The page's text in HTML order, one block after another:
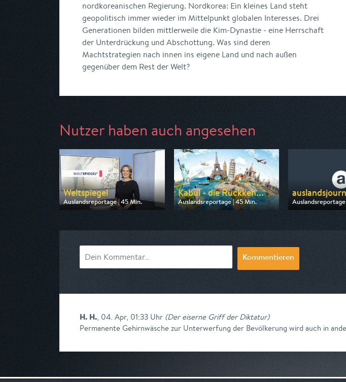
nordkoreanischen Regierung. Nordkorea: Ein kleines Land steht
geopolitisch immer wieder im Mittelpunkt globalen Interesses. Drei
Generationen bilden mittlerweile die Kim-Dynastie - eine Herrschaft
der Unterdrückung und Abschottung. Was sind deren
Machtstrategien nach innen ins eigene Land und nach außen
gegenüber dem Rest der Welt?
Nutzer haben auch angesehen
Weltspiegel
Auslandsreportage | 45 Min.
Ausgestrahlt von ARD
Kabul - die Rückkeh...
Auslandsreportage | 45 Min.
Ausgestrahlt von Phoenix
Ausgestrahlt von
Kommentieren
H. H., 04. Apr, 01:33 Uhr (Der eiserne Griff der Diktatur)
Permanente Gehirnwäsche zur Unterwerfung der Bevölkerung wird auch in